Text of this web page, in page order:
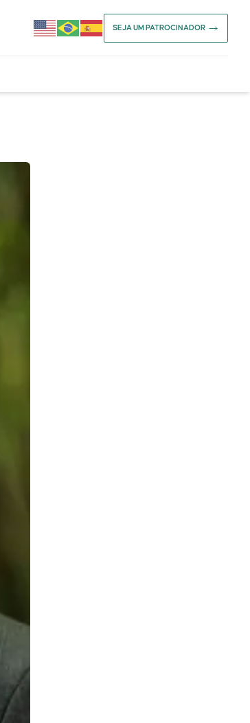
SEJA UM PATROCINADOR